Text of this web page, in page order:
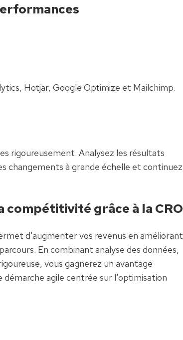
Hotjar, Google Optimize et Mailchimp.
rigoureusement. Analysez les résultats
changements à grande échelle et continuez
compétitivité grâce à la CRO
d'augmenter vos revenus en améliorant
En combinant analyse des données,
vous gagnerez un avantage
agile centrée sur l'optimisation